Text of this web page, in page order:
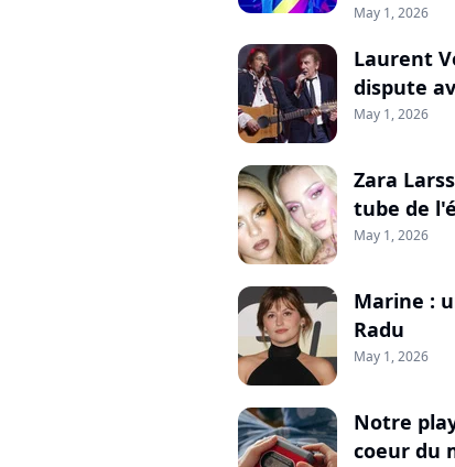
May 1, 2026
Laurent
dispute
May 1, 2026
Zara
tube de
May 1, 2026
Marine :
Radu
May 1, 2026
Notre
coeur du